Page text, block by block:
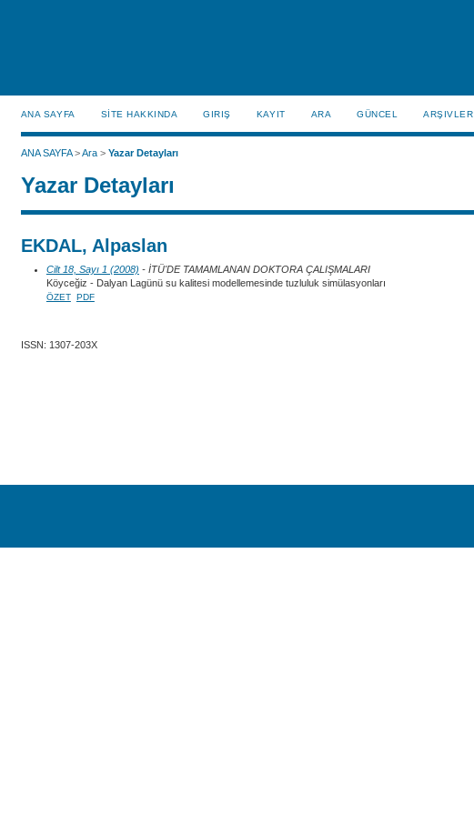
ANA SAYFA SİTE HAKKINDA GIRIŞ KAYIT ARA GÜNCEL ARŞIVLER
ANA SAYFA>Ara> Yazar Detayları
Yazar Detayları
EKDAL, Alpaslan
Cilt 18, Sayı 1 (2008) - İTÜ'DE TAMAMLANAN DOKTORA ÇALIŞMALARI
Köyceğiz - Dalyan Lagünü su kalitesi modellemesinde tuzluluk simülasyonları
ÖZET PDF
ISSN: 1307-203X